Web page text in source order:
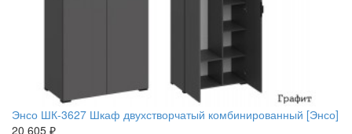
Энсо ШК-3627 Шкаф двухстворчатый комбинированный [Энсо]
20 605 ₽